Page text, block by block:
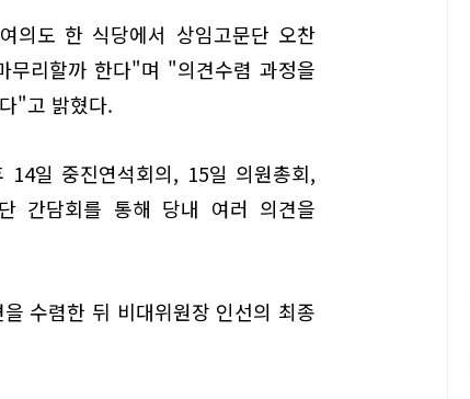
의도 한 식당에서 상임고문단 오찬
리할까 한다"며 "의견수렴 과정을
"고 밝혔다.
일 중진연석회의, 15일 의원총회,
간담회를 통해 당내 여러 의견을
수렴한 뒤 비대위원장 인선의 최종